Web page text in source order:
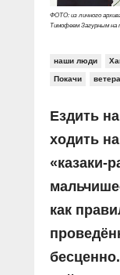
ФОТО: из личного
Тимофеем Загурным на
наши люди
Покачи
Ездить
ходить
«казаки-
как